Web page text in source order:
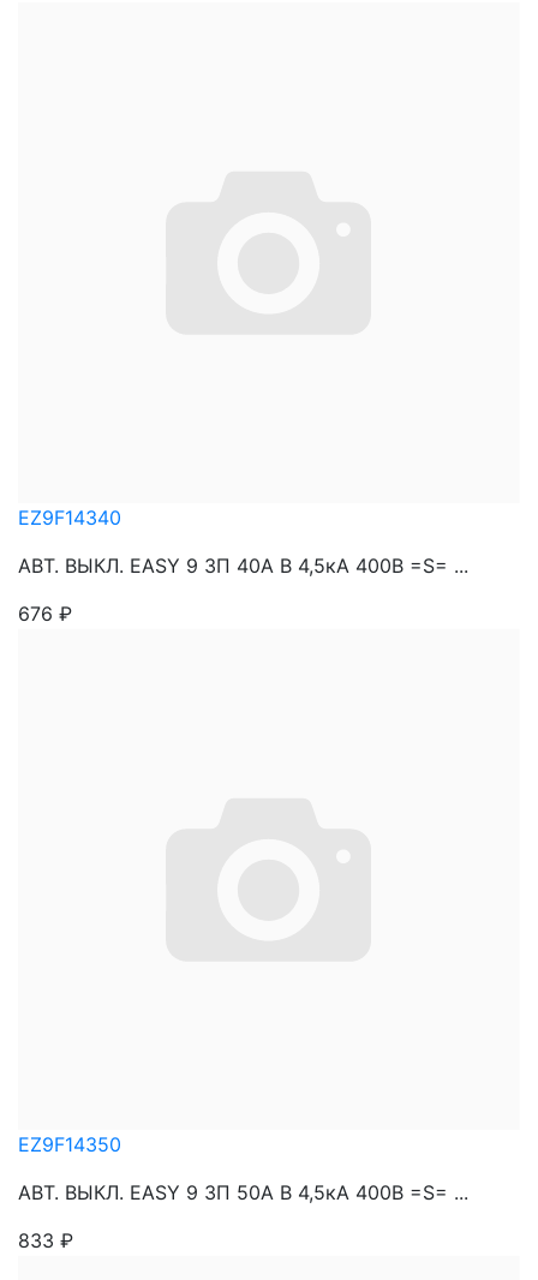
EZ9F14340
АВТ. ВЫКЛ. EASY 9 3П 40A B 4,5кА 400В =S= ...
676 ₽
EZ9F14350
АВТ. ВЫКЛ. EASY 9 3П 50A B 4,5кА 400В =S= ...
833 ₽